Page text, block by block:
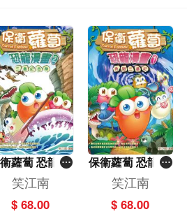
蘿蔔 恐龍漫
(2)－－三疊紀
危機
笑江南
$ 68.00
保衞蘿蔔 恐龍漫
畫(1)──勇闖三
疊紀
笑江南
$ 68.00